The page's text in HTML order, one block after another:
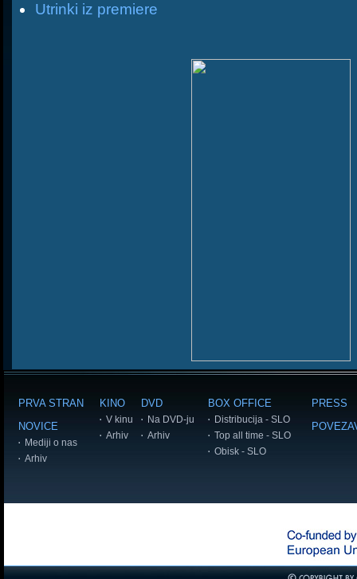
Utrinki iz premiere
PRVA STRAN
NOVICE
Mediji o nas
Arhiv
KINO
V kinu
Arhiv
DVD
Na DVD-ju
Arhiv
BOX OFFICE
Distribucija - SLO
Top all time - SLO
Obisk - SLO
PRESS